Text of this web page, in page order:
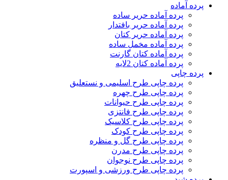
پرده‌ آماده
پرده آماده حریر ساده
پرده آماده حریر بافتدار
پرده آماده حریر کتان
پرده آماده مخمل ساده
پرده آماده کتان گارنت
پرده آماده کتان 2لایه
پرده چاپی
پرده چاپی طرح اسلیمی و نستعلیق
پرده چاپی طرح چهره
پرده چاپی طرح حیوانات
پرده چاپی طرح فانتزی
پرده چاپی طرح کلاسیک
پرده چاپی طرح کودک
پرده چاپی طرح گل و منظره
پرده چاپی طرح مدرن
پرده چاپی طرح نوجوان
پرده چاپی طرح ورزشی و اسپورت